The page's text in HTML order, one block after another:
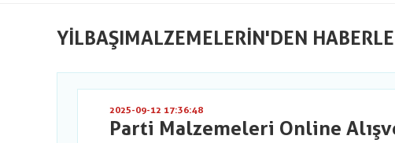
YILBAŞIMALZEMELERIN'DEN
2025-09-12 17:36:48
Parti Malzemeleri Online